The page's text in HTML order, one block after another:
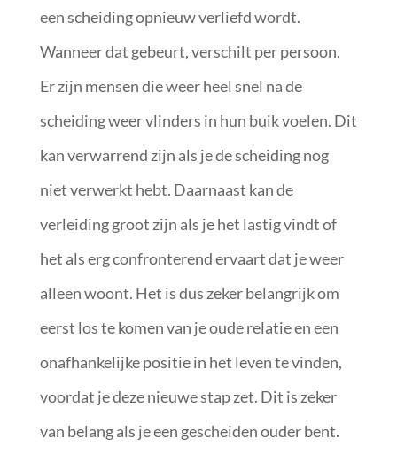
een scheiding opnieuw verliefd wordt.
Wanneer dat gebeurt, verschilt per persoon.
Er zijn mensen die weer heel snel na de
scheiding weer vlinders in hun buik voelen. Dit
kan verwarrend zijn als je de scheiding nog
niet verwerkt hebt. Daarnaast kan de
verleiding groot zijn als je het lastig vindt of
het als erg confronterend ervaart dat je weer
alleen woont. Het is dus zeker belangrijk om
eerst los te komen van je oude relatie en een
onafhankelijke positie in het leven te vinden,
voordat je deze nieuwe stap zet. Dit is zeker
van belang als je een gescheiden ouder bent.